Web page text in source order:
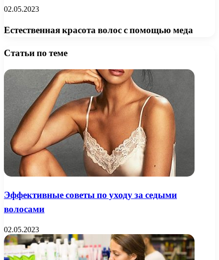
02.05.2023
Естественная красота волос с помощью меда
Статьи по теме
Эффективные советы по уходу за седыми
волосами
02.05.2023